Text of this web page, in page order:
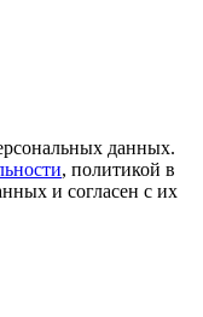
данных.
, политикой в
и согласен с их